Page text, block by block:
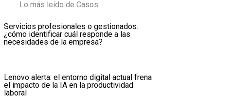
Lo más leído de Casos
Servicios profesionales o gestionados:
¿cómo identificar cuál responde a las
necesidades de la empresa?
Lenovo alerta: el entorno digital actual frena
el impacto de la IA en la productividad
laboral